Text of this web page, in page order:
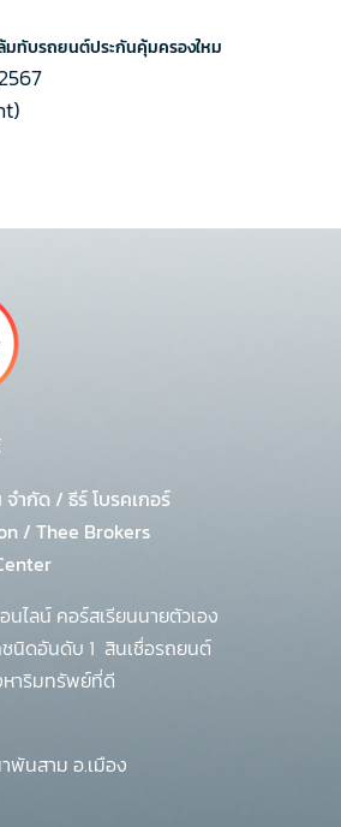
มทับรถยนต์ประกันคุ้มครองใหม
จำกัด / ธีร์ โบรคเกอร์
/ Thee Brokers
นไลน์ คอร์สเรียนนายตัวเอง
นิดอันดับ 1 สินเชื่อรถยนต์
หาริมทรัพย์ที่ดี
พันสาม อ.เมือง